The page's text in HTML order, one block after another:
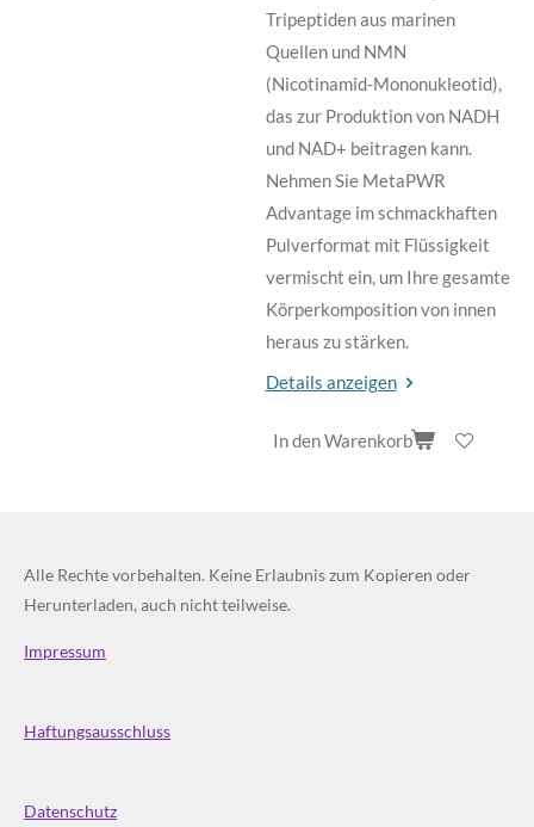
Tripeptiden aus marinen
Quellen und NMN
(Nicotinamid-Mononukleotid),
das zur Produktion von NADH
und NAD+ beitragen kann.
Nehmen Sie MetaPWR
Advantage im schmackhaften
Pulverformat mit Flüssigkeit
vermischt ein, um Ihre gesamte
Körperkomposition von innen
heraus zu stärken.
Details anzeigen
In den Warenkorb
Alle Rechte vorbehalten. Keine Erlaubnis zum Kopieren oder
Herunterladen, auch nicht teilweise.
Impressum
Haftungsausschluss
Datenschutz